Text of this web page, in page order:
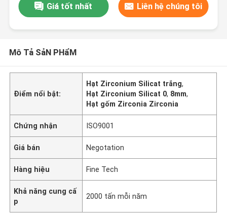
Giá tốt nhất Liên hệ chúng tôi
Mô Tả SảN PHẩM
Điểm nổi bật:
Hạt Zirconium Silicat trắng,
Hạt Zirconium Silicat 0, 8mm,
Hạt gốm Zirconia Zirconia
Chứng nhận ISO9001
Giá bán Negotation
Hàng hiệu Fine Tech
Khả năng cung cấ
p
2000 tấn mỗi năm